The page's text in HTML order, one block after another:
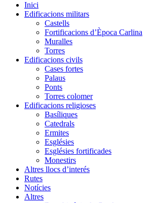
Inici
Edificacions militars
Castells
Fortificacions d’Època Carlina
Muralles
Torres
Edificacions civils
Cases fortes
Palaus
Ponts
Torres colomer
Edificacions religioses
Basíliques
Catedrals
Ermites
Esglésies
Esglésies fortificades
Monestirs
Altres llocs d’interés
Rutes
Notícies
Altres